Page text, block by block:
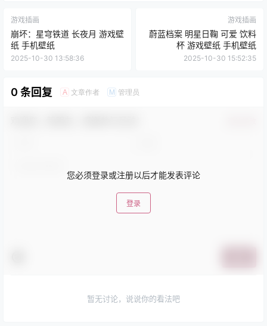
游戏插画
崩坏：星穹铁道 长夜月 游戏壁
纸 手机壁纸
2025-10-30 13:58:36
游戏插画
蔚蓝档案 明星日鞠 可爱 饮料
杯 游戏壁纸 手机壁纸
2025-10-30 15:52:35
0 条回复 A 文章作者 M 管理员
您必须登录或注册以后才能发表评论
登录
暂无讨论，说说你的看法吧